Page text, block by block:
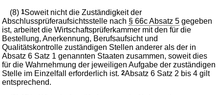
(8)1Soweit nicht die Zuständigkeit der
Abschlussprüferaufsichtsstelle nach § 66c Absatz 5 gegeben
ist, arbeitet die Wirtschaftsprüferkammer mit den für die
Bestellung, Anerkennung, Berufsaufsicht und
Qualitätskontrolle zuständigen Stellen anderer als der in
Absatz 6 Satz 1 genannten Staaten zusammen, soweit dies
für die Wahrnehmung der jeweiligen Aufgabe der zuständigen
Stelle im Einzelfall erforderlich ist.2Absatz 6 Satz 2 bis 4 gilt
entsprechend.